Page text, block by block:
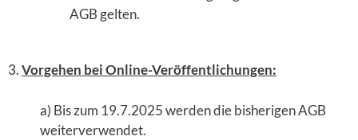
AGB gelten.
3.Vorgehen bei Online-Veröffentlichungen:
a) Bis zum 19.7.2025 werden die bisherigen AGB
weiterverwendet.